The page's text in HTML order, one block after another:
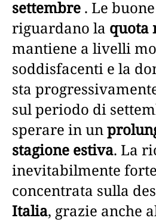
settembre . Le
riguardano la quota
mantiene a livelli
soddisfacenti e la
sta
sul periodo di
sperare in un
stagione estiva. La
inevitabilmente
concentrata sulla
Italia, grazie anche